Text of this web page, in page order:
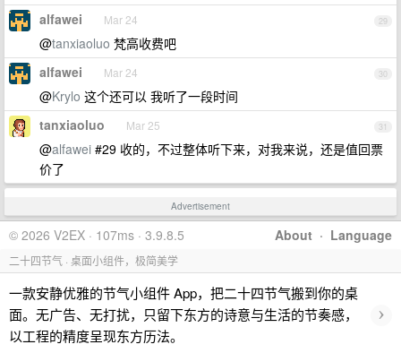
29
alfawei Mar 24
@tanxiaoluo 梵高收费吧
30
alfawei Mar 24
@Krylo 这个还可以 我听了一段时间
31
tanxiaoluo Mar 25
@alfawei #29 收的，不过整体听下来，对我来说，还是值回票
价了
Advertisement
About · Language
© 2026 V2EX · 107ms · 3.9.8.5
二十四节气 · 桌面小组件，极简美学
一款安静优雅的节气小组件 App，把二十四节气搬到你的桌
面。无广告、无打扰，只留下东方的诗意与生活的节奏感，
以工程的精度呈现东方历法。
›